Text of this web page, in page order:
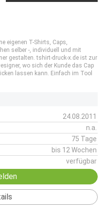
eigenen T-Shirts, Caps,
selber -, individuell und mit
gestalten. tshirt-druck-x.de ist zur
wo sich der Kunde das Cap
lassen kann. Einfach im Tool
24.08.2011
n.a.
75 Tage
bis 12 Wochen
verfügbar